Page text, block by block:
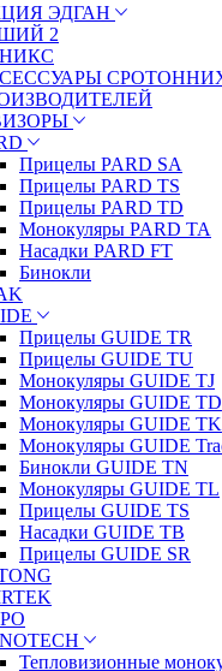
ЭДГАН
2
Прицелы PARD SA
Прицелы PARD TS
Прицелы PARD TD
Монокуляры PARD TA
Насадки PARD FT
Бинокли
Прицелы GUIDE TR
Прицелы GUIDE TU
Монокуляры GUIDE TJ
Монокуляры GUIDE TD
Монокуляры GUIDE TK
Монокуляры GUIDE
Бинокли GUIDE TN
Монокуляры GUIDE TL
Прицелы GUIDE TS
Насадки GUIDE TB
Прицелы GUIDE SR
Тепловизионные